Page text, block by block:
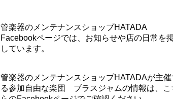
管楽器のメンテナンスショップHATADA
Facebookページでは、お知らせや店の日常を
しています。
管楽器のメンテナンスショップHATADAが主催
る参加自由な楽団 ブラスジャムの情報は、こ